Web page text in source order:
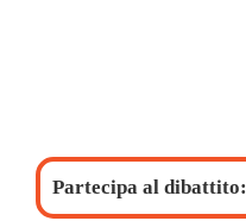
Partecipa al dibattito: